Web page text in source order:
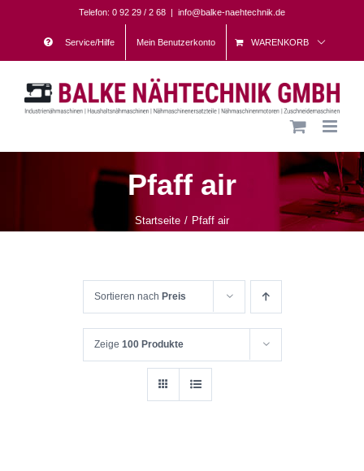
content
Telefon: 0 92 29 / 2 68 | info@balke-naehtechnik.de
Service/Hilfe Mein Benutzerkonto WARENKORB
Pfaff air
Startseite Pfaff air
Sortieren nach Preis
Zeige 100 Produkte